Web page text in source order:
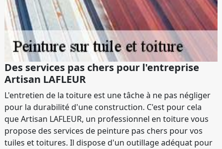
Des services pas chers pour l'entreprise
Artisan LAFLEUR
L'entretien de la toiture est une tâche à ne pas négliger
pour la durabilité d'une construction. C'est pour cela
que Artisan LAFLEUR, un professionnel en toiture vous
propose des services de peinture pas chers pour vos
tuiles et toitures. Il dispose d'un outillage adéquat pour